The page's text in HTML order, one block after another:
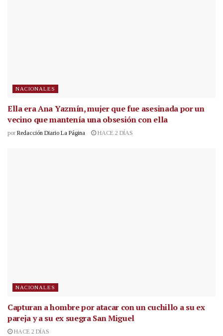
NACIONALES
Ella era Ana Yazmín, mujer que fue asesinada por un
vecino que mantenía una obsesión con ella
por Redacción Diario La Página HACE 2 DÍAS
NACIONALES
Capturan a hombre por atacar con un cuchillo a su ex
pareja y a su ex suegra San Miguel
HACE 2 DÍAS